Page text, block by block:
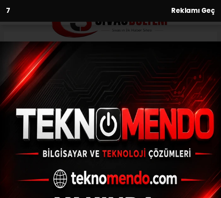
6 Reklamı Geç
Anasayfa Asayiş
Motosiklet kazasında 18
yaşındaki genç kız hayatını
kaybetti
ASAYIŞ
(İHA) - İhlas Haber Ajansı | 30.06.2023 - 05:00, Güncelleme:
30.06.2023 - 04:33
Motosiklet kazasında 18 yaşındaki genç kız
hayatını kaybetti